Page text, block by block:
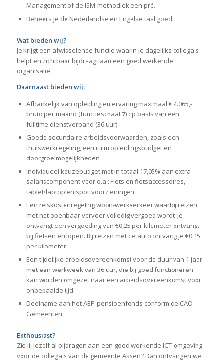
Management of de ISM-methodiek een pré.
Beheers je de Nederlandse en Engelse taal goed.
Wat bieden wij?
Je krijgt een afwisselende functie waarin je dagelijks collega's
helpt en zichtbaar bijdraagt aan een goed werkende
organisatie.
Daarnaast bieden wij:
Afhankelijk van opleiding en ervaring maximaal € 4.065,-
bruto per maand (functieschaal 7) op basis van een
fulltime dienstverband (36 uur)
Goede secundaire arbeidsvoorwaarden, zoals een
thuiswerkregeling, een ruim opleidingsbudget en
doorgroeimogelijkheden
Individueel keuzebudget met in totaal 17,05% aan extra
salariscomponent voor o.a.: Fiets en fietsaccessoires,
tablet/laptop en sportvoorzieningen
Een reiskostenregeling woon-werkverkeer waarbij reizen
met het openbaar vervoer volledig vergoed wordt. Je
ontvangt een vergoeding van €0,25 per kilometer ontvangt
bij fietsen en lopen. Bij reizen met de auto ontvang je €0,15
per kilometer.
Een tijdelijke arbeidsovereenkomst voor de duur van 1 jaar
met een werkweek van 36 uur, die bij goed functioneren
kan worden omgezet naar een arbeidsovereenkomst voor
onbepaalde tijd.
Deelname aan het ABP-pensioenfonds conform de CAO
Gemeenten.
Enthousiast?
Zie jij jezelf al bijdragen aan een goed werkende ICT-omgeving
voor de collega's van de gemeente Assen? Dan ontvangen we